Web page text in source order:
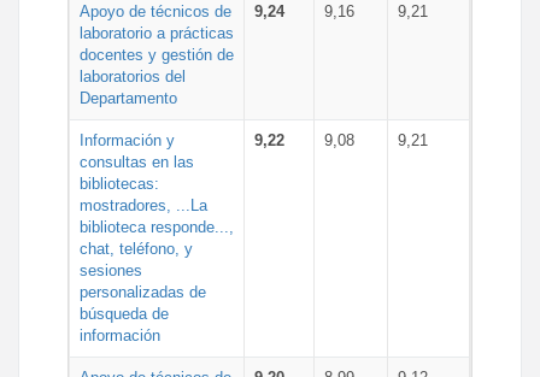
Apoyo de técnicos de
laboratorio a prácticas
docentes y gestión de
laboratorios del
Departamento
9,24 9,16 9,21
Información y
consultas en las
bibliotecas:
mostradores, ...La
biblioteca responde...,
chat, teléfono, y
sesiones
personalizadas de
búsqueda de
información
9,22 9,08 9,21